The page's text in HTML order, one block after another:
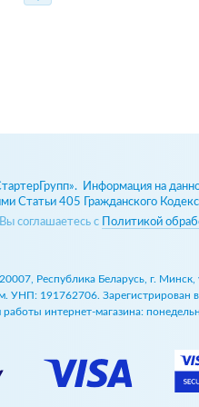
Информация на
Статьи 405 Гражданского
соглашаетесь с
Политикой
Республика Беларусь, г.
УНП: 191762706. Зарегистрирован
интернет-магазина: